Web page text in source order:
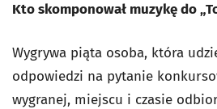
Kto skomponował muzykę do
Wygrywa piąta osoba, która
odpowiedzi na pytanie
wygranej, miejscu i czasie